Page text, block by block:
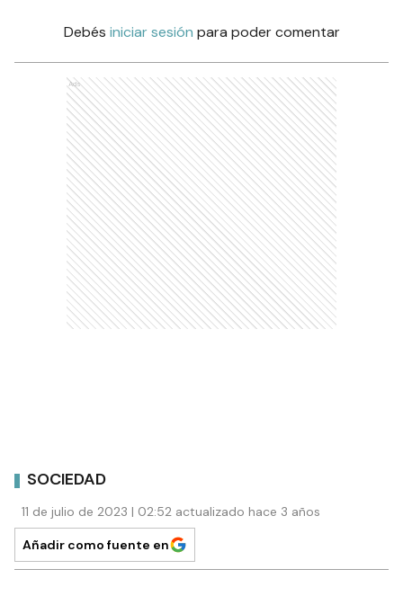
Debés iniciar sesión para poder comentar
Ads
SOCIEDAD
11 de julio de 2023 | 02:52 actualizado hace 3 años
Añadir como fuente en